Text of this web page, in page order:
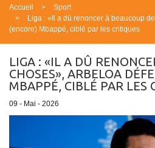
Accueil
Sport
Liga : «Il a dû renoncer à beaucoup
(encore) Mbappé, ciblé par les critiques
LIGA : «IL A DÛ
CHOSES», ARBELOA
MBAPPÉ, CIBLÉ PAR LES
09 - Mai - 2026